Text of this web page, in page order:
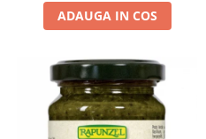
ADAUGA IN COS